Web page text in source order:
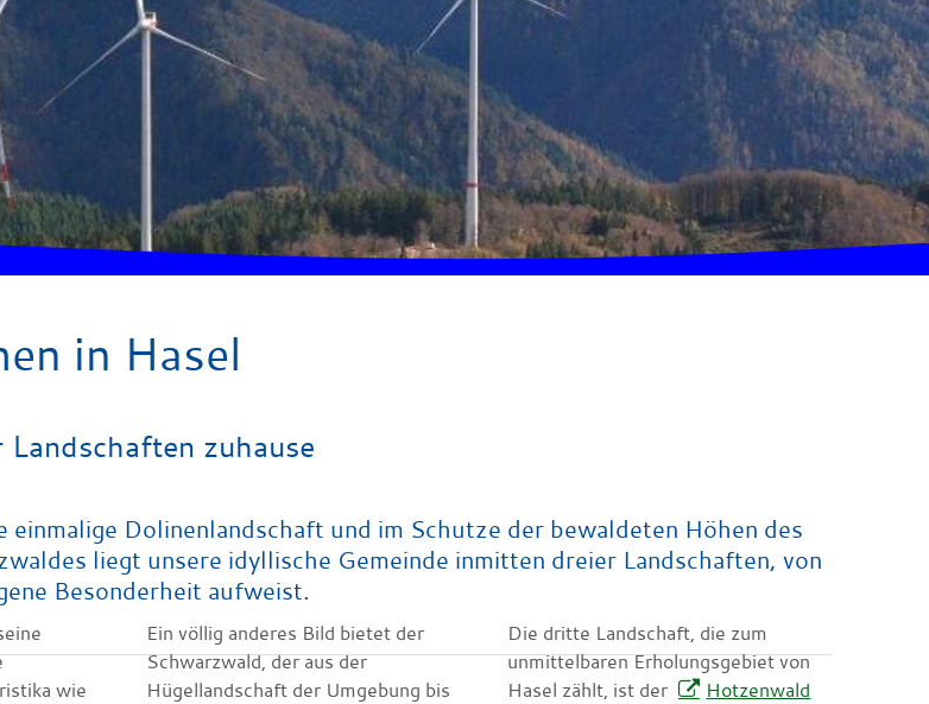
in Hasel
zuhause
einmalige Dolinenlandschaft und im Schutze der bewaldeten Höhen des
liegt unsere idyllische Gemeinde inmitten dreier Landschaften, von
Besonderheit aufweist.
wie
Ein völlig anderes Bild bietet der
Schwarzwald, der aus der
Hügellandschaft der Umgebung bis
Die dritte Landschaft, die zum
unmittelbaren Erholungsgebiet von
Hasel zählt, ist der
Hotzenwald